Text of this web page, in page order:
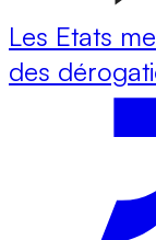
Les Etats
des